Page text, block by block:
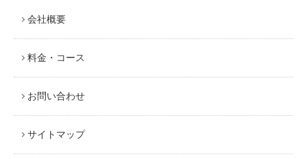
会社概要
料金・コース
お問い合わせ
サイトマップ